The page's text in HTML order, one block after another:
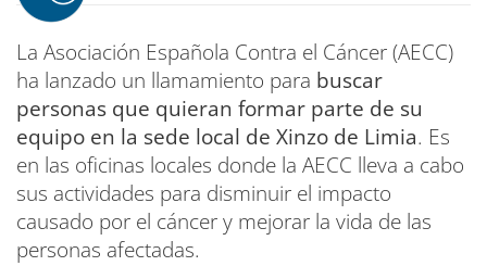
La Asociación Española Contra el Cáncer (AECC)
ha lanzado un llamamiento para buscar
personas que quieran formar parte de su
equipo en la sede local de Xinzo de Limia. Es
en las oficinas locales donde la AECC lleva a cabo
sus actividades para disminuir el impacto
causado por el cáncer y mejorar la vida de las
personas afectadas.